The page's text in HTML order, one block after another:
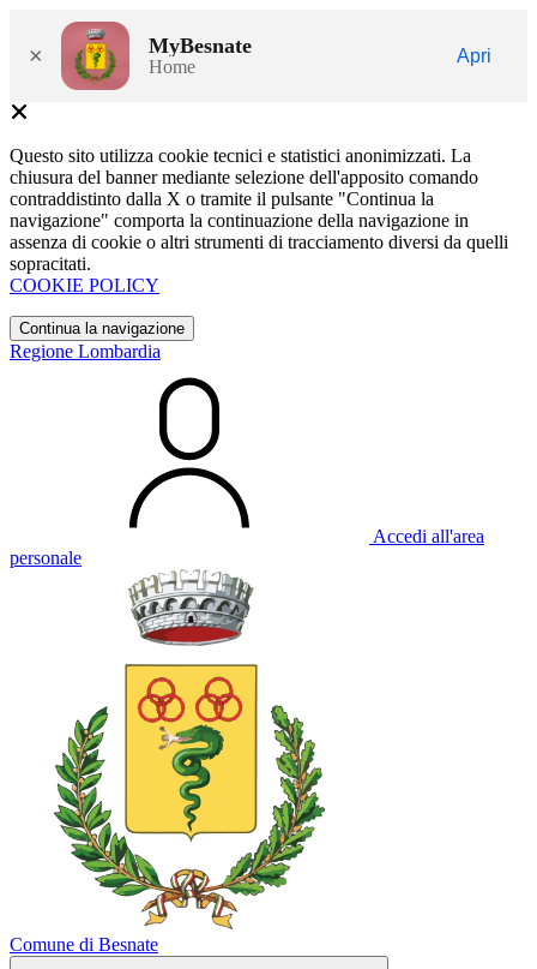
× MyBesnate
Home
Apri
Questo sito utilizza cookie tecnici e statistici anonimizzati. La
chiusura del banner mediante selezione dell'apposito comando
contraddistinto dalla X o tramite il pulsante "Continua la
navigazione" comporta la continuazione della navigazione in
assenza di cookie o altri strumenti di tracciamento diversi da quelli
sopracitati.
COOKIE POLICY
Continua la navigazione
Regione Lombardia
Accedi all'area
personale
Comune di Besnate